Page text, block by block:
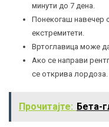
минути до 7 дена.
Понекогаш навечер
екстремитети.
Вртоглавица може
Ако се направи
се открива лордоза.
Прочитајте: Бета-